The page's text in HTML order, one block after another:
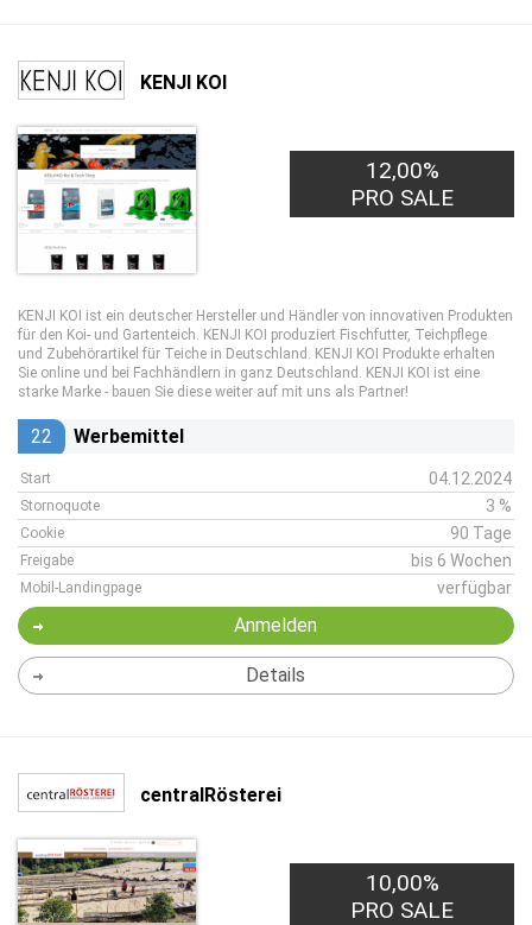
KENJI KOI
12,00%
PRO SALE
KENJI KOI ist ein deutscher Hersteller und Händler von innovativen Produkten
für den Koi- und Gartenteich. KENJI KOI produziert Fischfutter, Teichpflege
und Zubehörartikel für Teiche in Deutschland. KENJI KOI Produkte erhalten
Sie online und bei Fachhändlern in ganz Deutschland. KENJI KOI ist eine
starke Marke - bauen Sie diese weiter auf mit uns als Partner!
22 Werbemittel
Start 04.12.2024
Stornoquote 3 %
Cookie 90 Tage
Freigabe bis 6 Wochen
Mobil-Landingpage verfügbar
Anmelden
Details
centralRösterei
10,00%
PRO SALE